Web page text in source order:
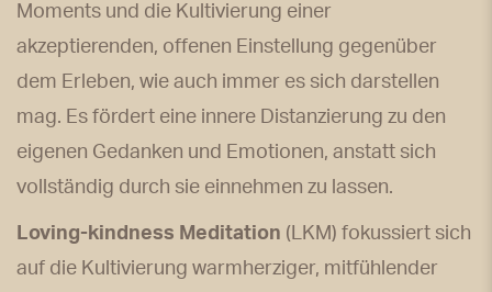
Moments und die Kultivierung einer
akzeptierenden, offenen Einstellung gegenüber
dem Erleben, wie auch immer es sich darstellen
mag. Es fördert eine innere Distanzierung zu den
eigenen Gedanken und Emotionen, anstatt sich
vollständig durch sie einnehmen zu lassen.
Loving-kindness Meditation (LKM) fokussiert sich
auf die Kultivierung warmherziger, mitfühlender